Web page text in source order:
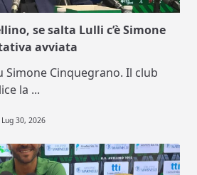
se salta Lulli c’è Simone
avviata
Simone Cinquegrano. Il club
la ...
Lug 30, 2026